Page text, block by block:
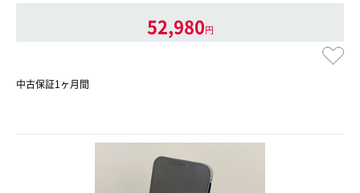
52,980円
中古保証1ヶ月間